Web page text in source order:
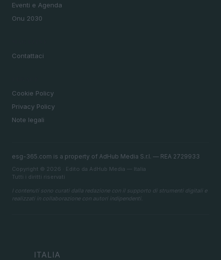
Eventi e Agenda
Onu 2030
Contattaci
Cookie Policy
Privacy Policy
Note legali
esg-365.com is a property of AdHub Media S.r.l. — REA 2729933
Copyright © 2026 · Edito da AdHub Media — Italia
Tutti i diritti riservati
I contenuti sono curati dalla redazione con il supporto di strumenti digitali e
realizzati in collaborazione con autori indipendenti.
ITALIA